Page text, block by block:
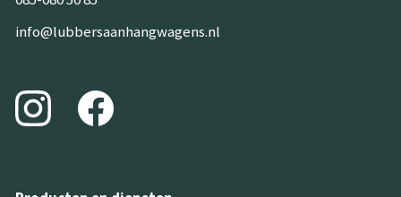
info@lubbersaanhangwagens.nl